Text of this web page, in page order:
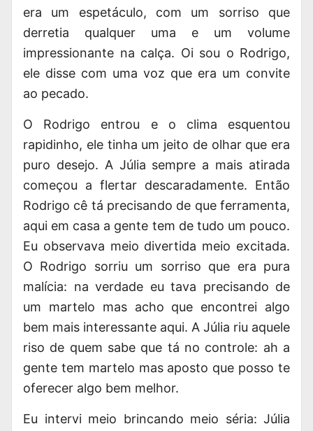
era um espetáculo, com um sorriso que
derretia qualquer uma e um volume
impressionante na calça. Oi sou o Rodrigo,
ele disse com uma voz que era um convite
ao pecado.
O Rodrigo entrou e o clima esquentou
rapidinho, ele tinha um jeito de olhar que era
puro desejo. A Júlia sempre a mais atirada
começou a flertar descaradamente. Então
Rodrigo cê tá precisando de que ferramenta,
aqui em casa a gente tem de tudo um pouco.
Eu observava meio divertida meio excitada.
O Rodrigo sorriu um sorriso que era pura
malícia: na verdade eu tava precisando de
um martelo mas acho que encontrei algo
bem mais interessante aqui. A Júlia riu aquele
riso de quem sabe que tá no controle: ah a
gente tem martelo mas aposto que posso te
oferecer algo bem melhor.
Eu intervi meio brincando meio séria: Júlia